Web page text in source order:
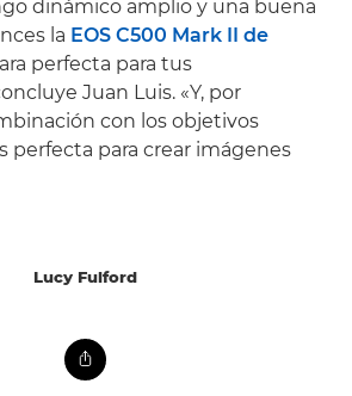
dinámico amplio y una buena
la EOS C500 Mark II de
perfecta para tus
Juan Luis. «Y, por
con los objetivos
perfecta para crear imágenes
Lucy Fulford